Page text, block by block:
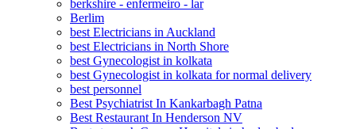
berkshire - enfermeiro - lar
Berlim
best Electricians in Auckland
best Electricians in North Shore
best Gynecologist in kolkata
best Gynecologist in kolkata for normal delivery
best personnel
Best Psychiatrist In Kankarbagh Patna
Best Restaurant In Henderson NV